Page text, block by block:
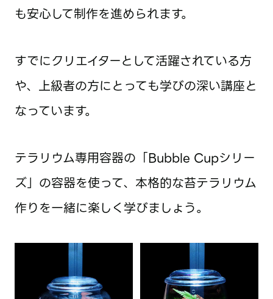
も安心して制作を進められます。
すでにクリエイターとして活躍されている方
や、上級者の方にとっても学びの深い講座と
なっています。
テラリウム専用容器の「Bubble Cupシリー
ズ」の容器を使って、本格的な苔テラリウム
作りを一緒に楽しく学びましょう。